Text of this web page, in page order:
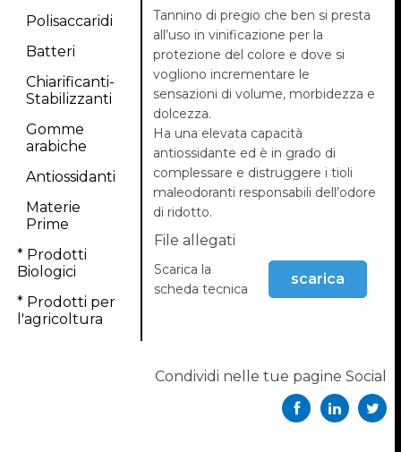
Polisaccaridi
Batteri
Chiarificanti-
Stabilizzanti
Gomme
arabiche
Antiossidanti
Materie
Prime
* Prodotti
Biologici
* Prodotti per
l'agricoltura
Tannino di pregio che ben si presta
all’uso in vinificazione per la
protezione del colore e dove si
vogliono incrementare le
sensazioni di volume, morbidezza e
dolcezza.
Ha una elevata capacità
antiossidante ed è in grado di
complessare e distruggere i tioli
maleodoranti responsabili dell’odore
di ridotto.
File allegati
Scarica la
scheda tecnica
scarica
Condividi nelle tue pagine Social